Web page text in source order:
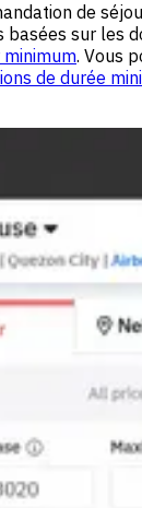
de
basées sur les
. Vous
de durée